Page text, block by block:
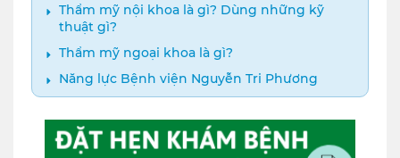
Thẩm mỹ nội khoa là gì? Dùng những kỹ
thuật gì?
Thẩm mỹ ngoại khoa là gì?
Năng lực Bệnh viện Nguyễn Tri Phương